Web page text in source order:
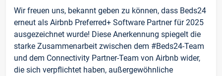
Wir freuen uns, bekannt geben zu können, dass Beds24
erneut als Airbnb Preferred+ Software Partner für 2025
ausgezeichnet wurde! Diese Anerkennung spiegelt die
starke Zusammenarbeit zwischen dem #Beds24-Team
und dem Connectivity Partner-Team von Airbnb wider,
die sich verpflichtet haben, außergewöhnliche